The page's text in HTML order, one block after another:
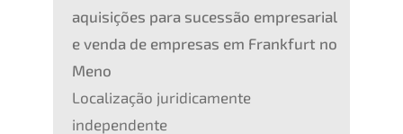
aquisições para sucessão empresarial
e venda de empresas em Frankfurt no
Meno
Localização juridicamente
independente